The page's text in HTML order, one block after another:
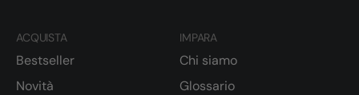
ACQUISTA
Bestseller
Novità
IMPARA
Chi siamo
Glossario